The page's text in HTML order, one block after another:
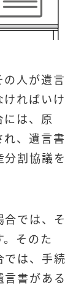
人が遺言
ればいけ
は、原
、遺言書
割協議を
では、そ
そのた
では、手続
書がある